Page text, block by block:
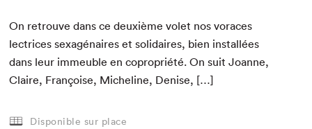
On retrou­ve dans ce deux­ième volet nos voraces
lec­tri­ces sex­agé­naires et sol­idaires, bien instal­lées
dans leur immeu­ble en copro­priété. On suit Joanne,
Claire, Françoise, Miche­line, Denise, […]
Disponible sur place